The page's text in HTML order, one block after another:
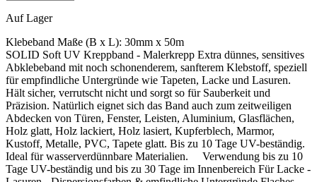
Auf Lager
Klebeband Maße (B x L): 30mm x 50m
SOLID Soft UV Kreppband - Malerkrepp Extra dünnes, sensitives
Abklebeband mit noch schonenderem, sanfterem Klebstoff, speziell
für empfindliche Untergründe wie Tapeten, Lacke und Lasuren.
Hält sicher, verrutscht nicht und sorgt so für Sauberkeit und
Präzision. Natürlich eignet sich das Band auch zum zeitweiligen
Abdecken von Türen, Fenster, Leisten, Aluminium, Glasflächen,
Holz glatt, Holz lackiert, Holz lasiert, Kupferblech, Marmor,
Kustoff, Metalle, PVC, Tapete glatt. Bis zu 10 Tage UV-beständig.
Ideal für wasserverdünnbare Materialien. Verwendung bis zu 10
Tage UV-beständig und bis zu 30 Tage im Innenbereich Für Lacke -